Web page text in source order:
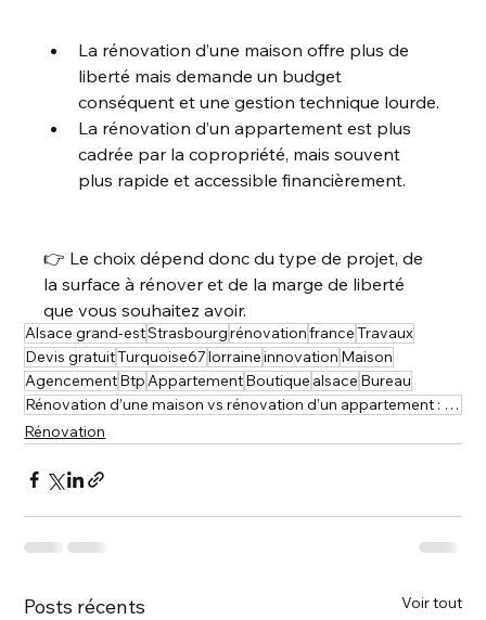
La rénovation d’une maison offre plus de
liberté mais demande un budget
conséquent et une gestion technique lourde.
La rénovation d’un appartement est plus
cadrée par la copropriété, mais souvent
plus rapide et accessible financièrement.
👉 Le choix dépend donc du type de projet, de
la surface à rénover et de la marge de liberté
que vous souhaitez avoir.
Alsace grand-estStrasbourgrénovationfranceTravaux
Devis gratuitTurquoise67lorraineinnovation Maison
AgencementBtpAppartementBoutique alsace Bureau
Rénovation d’une maison vs rénovation d’un appartement : quelles différences ?
Rénovation
Posts récents Voir tout